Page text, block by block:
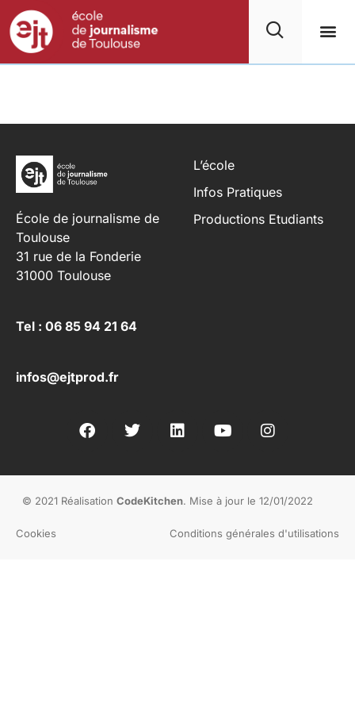
École de journalisme de
Toulouse
31 rue de la Fonderie
31000 Toulouse
L’école
Infos Pratiques
Productions Etudiants
Tel : 06 85 94 21 64
infos@ejtprod.fr
© 2021 Réalisation CodeKitchen. Mise à jour le 12/01/2022
Cookies Conditions générales d'utilisations